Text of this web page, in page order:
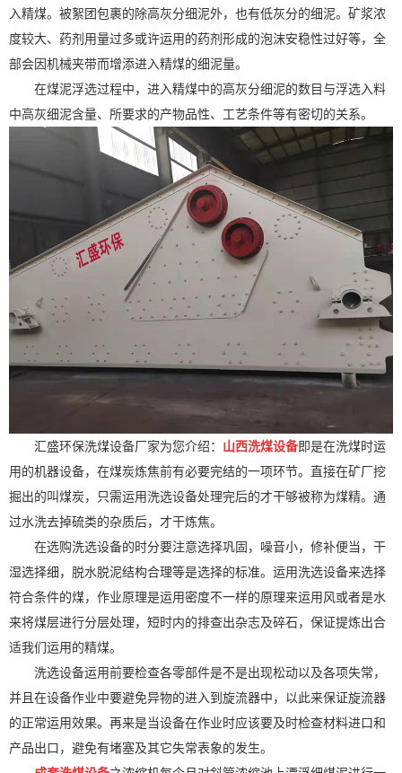
入精煤。被絮团包裹的除高灰分细泥外，也有低灰分的细泥。矿浆浓
度较大、药剂用量过多或许运用的药剂形成的泡沫安稳性过好等，全
部会因机械夹带而增添进入精煤的细泥量。
在煤泥浮选过程中，进入精煤中的高灰分细泥的数目与浮选入料
中高灰细泥含量、所要求的产物品性、工艺条件等有密切的关系。
汇盛环保洗煤设备厂家为您介绍： 山西洗煤设备即是在洗煤时运
用的机器设备，在煤炭炼焦前有必要完结的一项环节。直接在矿厂挖
掘出的叫煤炭，只需运用洗选设备处理完后的才干够被称为煤精。通
过水洗去掉硫类的杂质后，才干炼焦。
在选购洗选设备的时分要注意选择巩固，噪音小，修补便当，干
湿选择细，脱水脱泥结构合理等是选择的标准。运用洗选设备来选择
符合条件的煤，作业原理是运用密度不一样的原理来运用风或者是水
来将煤层进行分层处理，短时内的排查出杂志及碎石，保证提炼出合
适我们运用的精煤。
洗选设备运用前要检查各零部件是不是出现松动以及各项失常，
并且在设备作业中要避免异物的进入到旋流器中，以此来保证旋流器
的正常运用效果。再来是当设备在作业时应该要及时检查材料进口和
产品出口，避免有堵塞及其它失常表象的发生。